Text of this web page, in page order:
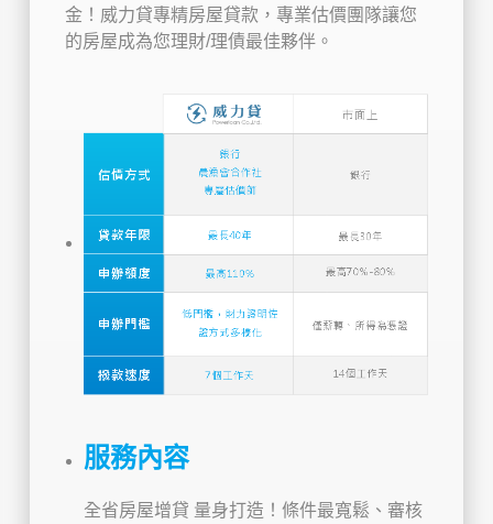
金！威力貸專精房屋貸款，專業估價團隊讓您
的房屋成為您理財/理債最佳夥伴。
服務內容
全省房屋增貸 量身打造！條件最寬鬆、審核